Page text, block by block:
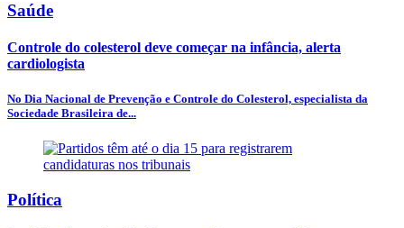
Saúde
Controle do colesterol deve começar na infância, alerta
cardiologista
No Dia Nacional de Prevenção e Controle do Colesterol, especialista da
Sociedade Brasileira de...
Política